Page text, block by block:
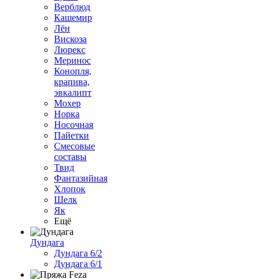
Верблюд
Кашемир
Лён
Вискоза
Люрекс
Меринос
Конопля,
крапива,
эвкалипт
Мохер
Норка
Носочная
Пайетки
Смесовые
составы
Твид
Фантазийная
Хлопок
Шелк
Як
Ещё
Дундага
Дундага 6/2
Дундага 6/1